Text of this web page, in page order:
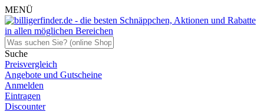
MENÜ
Suche
Preisvergleich
Angebote und Gutscheine
Anmelden
Eintragen
Discounter